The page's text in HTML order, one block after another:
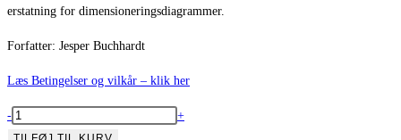
erstatning for dimensioneringsdiagrammer.
Forfatter: Jesper Buchhardt
Læs Betingelser og vilkår – klik her
Dimensionering
af
- +